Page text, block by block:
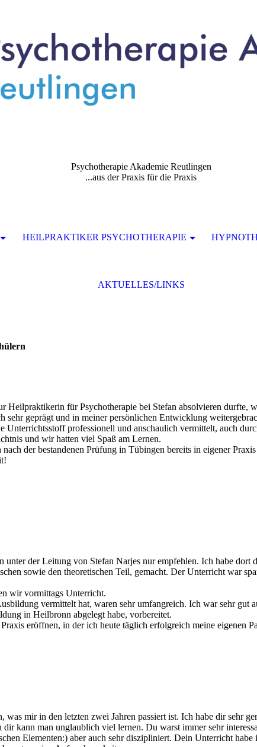
Psychotherapie Akademie Reutlingen
...aus der Praxis für die Praxis
HEILPRAKTIKER PSYCHOTHERAPIE
AKTUELLES/LINKS
Heilpraktikerin für Psychotherapie bei Stefan absolvieren durfte,
sehr geprägt und in meiner persönlichen Entwicklung
professionell und anschaulich vermittelt, auch
und wir hatten viel Spaß am Lernen.
der bestandenen Prüfung in Tübingen bereits in eigener
unter der Leitung von Stefan Narjes nur empfehlen. Ich habe dort
sowie den theoretischen Teil, gemacht. Der Unterricht war
wir vormittags Unterricht.
vermittelt hat, waren sehr umfangreich. Ich war sehr gut
in Heilbronn abgelegt habe, vorbereitet.
eröffnen, in der ich heute täglich erfolgreich meine eigenen
mir in den letzten zwei Jahren passiert ist. Ich habe dir sehr
kann man unglaublich viel lernen. Du warst immer sehr
Elementen:) aber auch sehr diszipliniert. Dein Unterricht habe